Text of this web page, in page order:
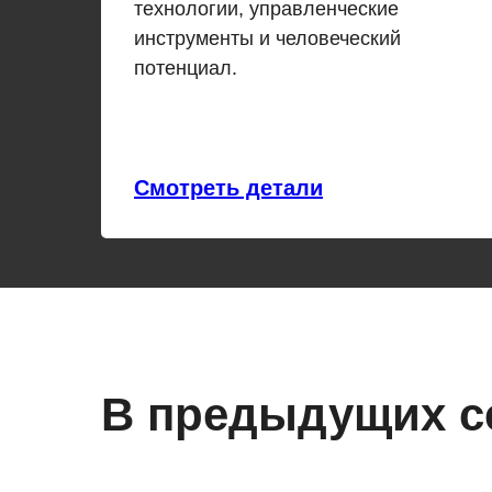
технологии, управленческие
инструменты и человеческий
потенциал.
Смотреть детали
В предыдущих